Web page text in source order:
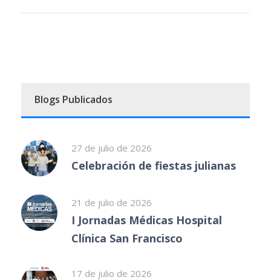
Blogs Publicados
27 de julio de 2026
Celebración de fiestas julianas
21 de julio de 2026
I Jornadas Médicas Hospital
Clínica San Francisco
17 de julio de 2026